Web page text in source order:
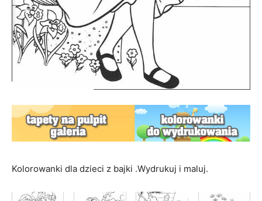
Kolorowanki dla dzieci z bajki .Wydrukuj i maluj.